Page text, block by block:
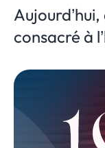
consacré à